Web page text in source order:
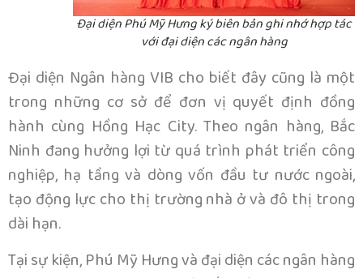
Đại diện Phú Mỹ Hưng ký biên bản ghi nhớ hợp tác
với đại diện các ngân hàng
Đại diện Ngân hàng VIB cho biết đây cũng là một
trong những cơ sở để đơn vị quyết định đồng
hành cùng Hồng Hạc City. Theo ngân hàng, Bắc
Ninh đang hưởng lợi từ quá trình phát triển công
nghiệp, hạ tầng và dòng vốn đầu tư nước ngoài,
tạo động lực cho thị trường nhà ở và đô thị trong
dài hạn.
Tại sự kiện, Phú Mỹ Hưng và đại diện các ngân hàng